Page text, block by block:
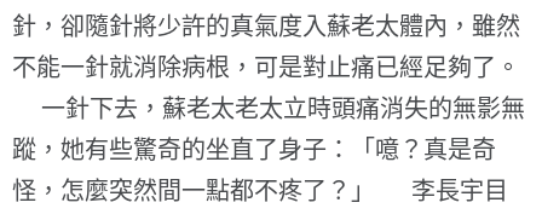
針，卻隨針將少許的真氣度入蘇老太體內，雖然
不能一針就消除病根，可是對止痛已經足夠了。
一針下去，蘇老太老太立時頭痛消失的無影無
蹤，她有些驚奇的坐直了身子：「噫？真是奇
怪，怎麼突然間一點都不疼了？」 李長宇目